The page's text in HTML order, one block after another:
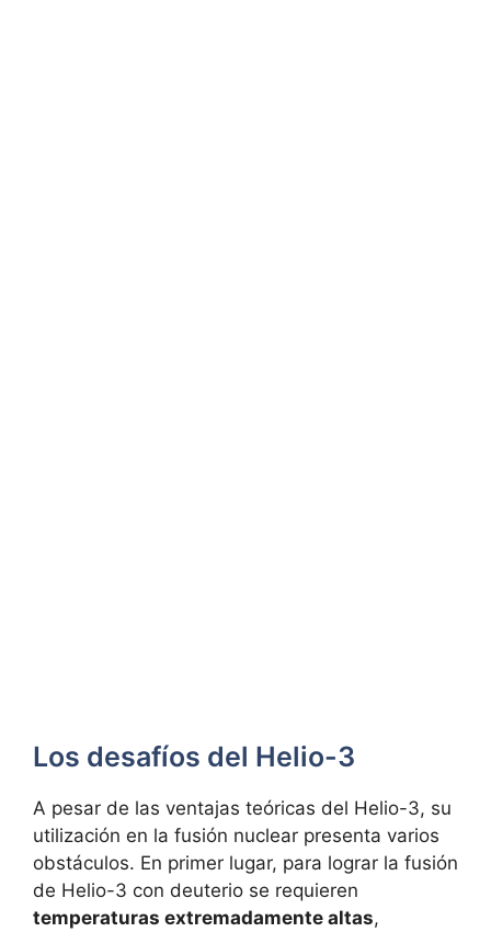
Los desafíos del Helio-3
A pesar de las ventajas teóricas del Helio-3, su
utilización en la fusión nuclear presenta varios
obstáculos. En primer lugar, para lograr la fusión
de Helio-3 con deuterio se requieren
temperaturas extremadamente altas,